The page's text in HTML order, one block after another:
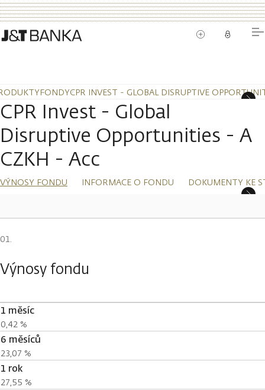
FONDYCPR INVEST - GLOBAL DISRUPTIVE
CPR Invest - Global
Disruptive Opportunities - A
CZKH - Acc
VÝNOSY FONDU INFORMACE O FONDU DOKUMENTY KE
Výnosy fondu
1 měsíc
0,42 %
6 měsíců
23,07 %
1 rok
27,55 %